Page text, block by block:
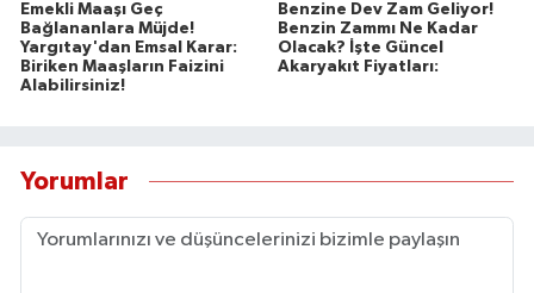
Emekli Maaşı Geç
Bağlananlara Müjde!
Yargıtay'dan Emsal Karar:
Biriken Maaşların Faizini
Alabilirsiniz!
Benzine Dev Zam Geliyor!
Benzin Zammı Ne Kadar
Olacak? İşte Güncel
Akaryakıt Fiyatları:
Yorumlar